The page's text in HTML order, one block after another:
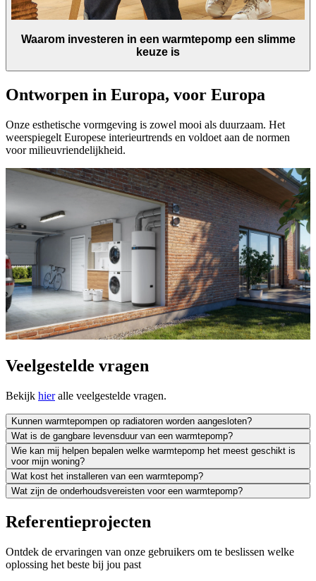
Waarom investeren in een warmtepomp een slimme
keuze is
Ontworpen in Europa, voor Europa
Onze esthetische vormgeving is zowel mooi als duurzaam. Het
weerspiegelt Europese interieurtrends en voldoet aan de normen
voor milieuvriendelijkheid.
Veelgestelde vragen
Bekijk hieralle veelgestelde vragen.
Kunnen warmtepompen op radiatoren worden aangesloten?
Wat is de gangbare levensduur van een warmtepomp?
Wie kan mij helpen bepalen welke warmtepomp het meest geschikt is
voor mijn woning?
Wat kost het installeren van een warmtepomp?
Wat zijn de onderhoudsvereisten voor een warmtepomp?
Referentieprojecten
Ontdek de ervaringen van onze gebruikers om te beslissen welke
oplossing het beste bij jou past